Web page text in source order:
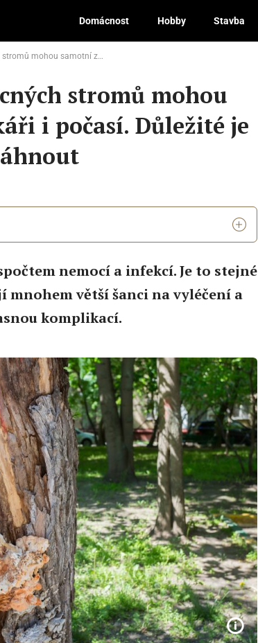
Domácnost Hobby Stavba
i počasí. Důležité je včas správně zasáhnout
stromů mohou
i počasí. Důležité je
nemocí a infekcí. Je to stejné
mnohem větší šanci na vyléčení a
komplikací.